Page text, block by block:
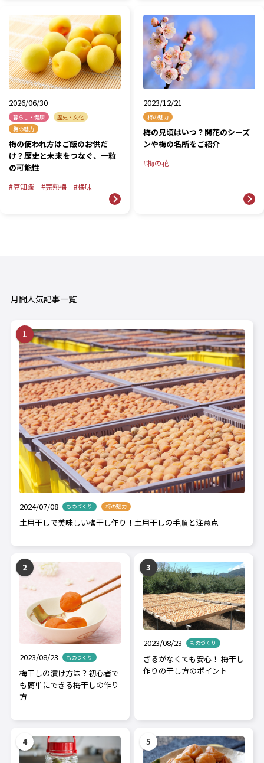
2026/06/30
暮らし・健康
歴史・文化
梅の魅力
梅の使われ方はご飯のお供だ
け？歴史と未来をつなぐ、一粒
の可能性
豆知識 完熟梅 梅味
2023/12/21
梅の魅力
梅の見頃はいつ？開花のシーズ
ンや梅の名所をご紹介
梅の花
月間人気記事一覧
2024/07/08 ものづくり 梅の魅力
土用干しで美味しい梅干し作り！土用干しの手順と注意点
2023/08/23 ものづくり
梅干しの漬け方は？初心者で
も簡単にできる梅干しの作り
方
2023/08/23 ものづくり
ざるがなくても安心！ 梅干し
作りの干し方のポイント